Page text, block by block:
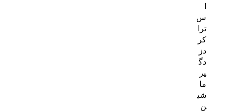
س
ترا
کر
دز
دگ
یر
ما
شی
ن